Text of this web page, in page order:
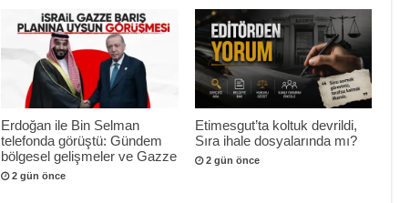
Erdoğan ile Bin Selman
telefonda görüştü: Gündem
bölgesel gelişmeler ve Gazze
2 gün önce
Etimesgut’ta koltuk devrildi,
Sıra ihale dosyalarında mı?
2 gün önce